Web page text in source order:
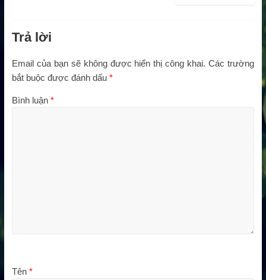
Trả lời
Email của bạn sẽ không được hiển thị công khai. Các trường
bắt buộc được đánh dấu *
Bình luận *
Tên *